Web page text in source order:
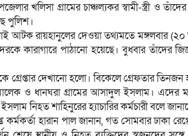
খলিসা গ্রামের চাঞ্চল্যকর স্বামী-স্ত্রী ও
পুলিশ।
আটক রায়হানুলের দেওয়া তথ্যমতে মঙ্গলবার (২০
কারাগারে পাঠানো হয়েছে। বুধবার তাঁদের
গ্রেপ্তার দেখানো হলো। বিকেলে গ্রেফতার
ও ধানঘরা গ্রামের আসাদুল ইসলাম। এদের
নিহত শাহিনুরের হ্যাচারির কর্মচারী বলে
কর্মকর্তা হারান পাল জানান, গত সোমবার ঢাকা